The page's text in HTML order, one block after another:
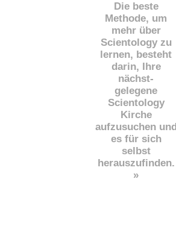
Die beste
Methode, um
mehr über
Scientology zu
lernen, besteht
darin, Ihre
nächst-
gelegene
Scientology
Kirche
aufzusuchen und
es für sich
selbst
herauszufinden.
»